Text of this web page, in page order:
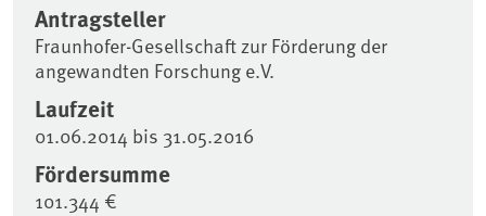
Antragsteller
Fraunhofer-Gesellschaft zur Förderung der
angewandten Forschung e.V.
Laufzeit
01.06.2014 bis 31.05.2016
Fördersumme
101.344 €